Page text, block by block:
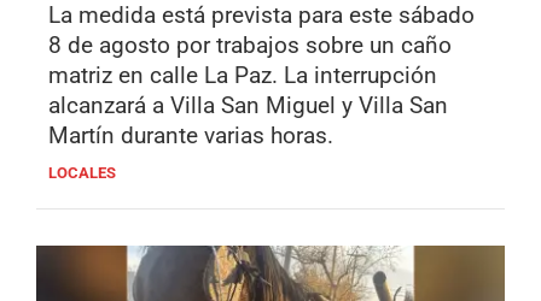
La medida está prevista para este sábado
8 de agosto por trabajos sobre un caño
matriz en calle La Paz. La interrupción
alcanzará a Villa San Miguel y Villa San
Martín durante varias horas.
LOCALES